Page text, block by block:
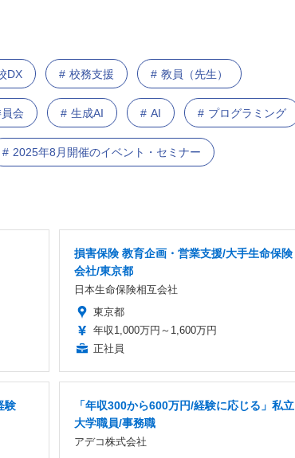
DX 校務支援 教員（先生）
会 生成AI AI プログラミング
2025年8月開催のイベント・セミナー
損害保険 教育企画・営業支援/大手生命保険
会社/東京都
日本生命保険相互会社
東京都
年収1,000万円～1,600万円
正社員
験
「年収300から600万円/経験に応じる」私立
大学職員/事務職
アデコ株式会社